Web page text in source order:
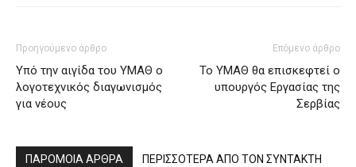
Προηγούμενο άρθρο
Υπό την αιγίδα του ΥΜΑΘ ο
λογοτεχνικός διαγωνισμός
για νέους
Επόμενο άρθρο
Το ΥΜΑΘ θα επισκεφτεί ο
υπουργός Εργασίας της
Σερβίας
ΠΑΡΟΜΟΙΑ ΑΡΘΡΑ ΠΕΡΙΣΣΟΤΕΡΑ ΑΠΟ ΤΟΝ ΣΥΝΤΑΚΤΗ